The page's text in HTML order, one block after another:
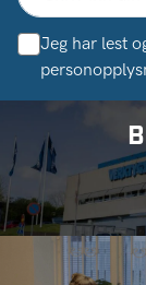
Jeg har lest